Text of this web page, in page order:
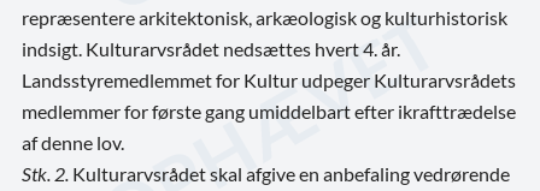
repræsentere arkitektonisk, arkæologisk og kulturhistorisk
indsigt. Kulturarvsrådet nedsættes hvert 4. år.
Landsstyremedlemmet for Kultur udpeger Kulturarvsrådets
medlemmer for første gang umiddelbart efter ikrafttrædelse
af denne lov.
Stk. 2. Kulturarvsrådet skal afgive en anbefaling vedrørende